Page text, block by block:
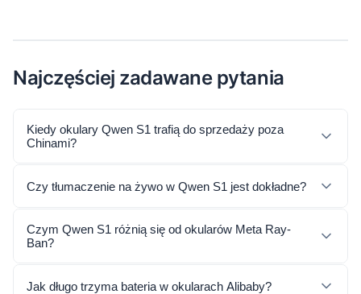
Najczęściej zadawane pytania
Kiedy okulary Qwen S1 trafią do sprzedaży poza
Chinami?
Czy tłumaczenie na żywo w Qwen S1 jest dokładne?
Czym Qwen S1 różnią się od okularów Meta Ray-
Ban?
Jak długo trzyma bateria w okularach Alibaby?